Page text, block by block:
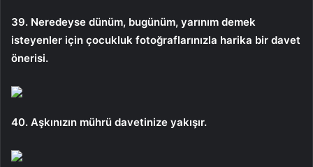
39. Neredeyse dünüm, bugünüm, yarınım demek
isteyenler için çocukluk fotoğraflarınızla harika bir davet
önerisi.
40. Aşkınızın mührü davetinize yakışır.